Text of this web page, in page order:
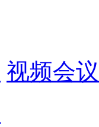
视频会